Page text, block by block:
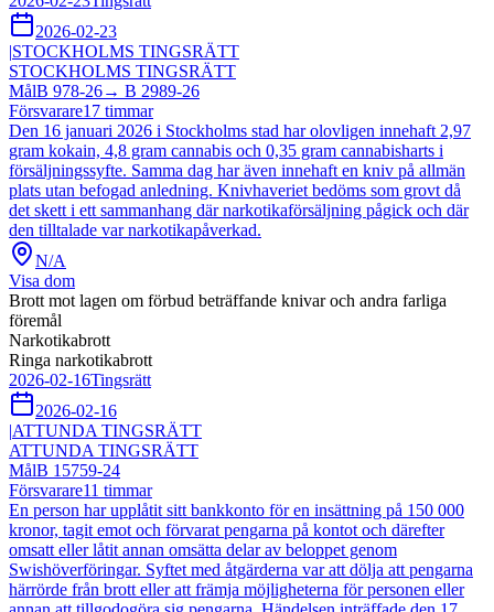
2026-02-23
|STOCKHOLMS TINGSRÄTT
STOCKHOLMS TINGSRÄTT
MålB 978-26→ B 2989-26
Försvarare17 timmar
Den 16 januari 2026 i Stockholms stad har olovligen innehaft 2,97
gram kokain, 4,8 gram cannabis och 0,35 gram cannabisharts i
försäljningssyfte. Samma dag har även innehaft en kniv på allmän
plats utan befogad anledning. Knivhaveriet bedöms som grovt då
det skett i ett sammanhang där narkotikaförsäljning pågick och där
den tilltalade var narkotikapåverkad.
N/A
Visa dom
Brott mot lagen om förbud beträffande knivar och andra farliga
föremål
Narkotikabrott
Ringa narkotikabrott
2026-02-16Tingsrätt
2026-02-16
|ATTUNDA TINGSRÄTT
ATTUNDA TINGSRÄTT
MålB 15759-24
Försvarare11 timmar
En person har upplåtit sitt bankkonto för en insättning på 150 000
kronor, tagit emot och förvarat pengarna på kontot och därefter
omsatt eller låtit annan omsätta delar av beloppet genom
Swishöverföringar. Syftet med åtgärderna var att dölja att pengarna
härrörde från brott eller att främja möjligheterna för personen eller